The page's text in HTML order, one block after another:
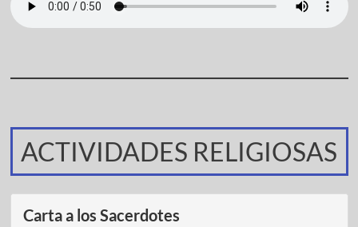
ACTIVIDADES RELIGIOSAS
Carta a los Sacerdotes